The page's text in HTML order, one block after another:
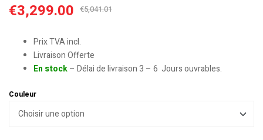
€5,041.01
€3,299.00
Prix TVA incl.
Livraison Offerte
En stock– Délai de livraison 3 – 6 Jours ouvrables.
Couleur